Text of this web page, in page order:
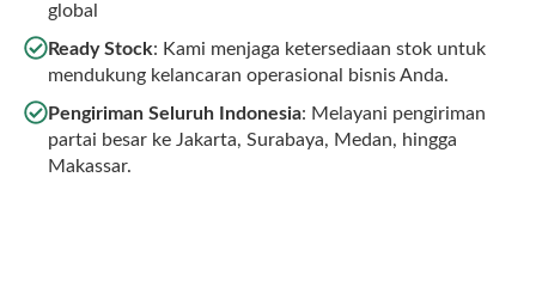
global
Ready Stock: Kami menjaga ketersediaan stok untuk
mendukung kelancaran operasional bisnis Anda.
Pengiriman Seluruh Indonesia: Melayani pengiriman
partai besar ke Jakarta, Surabaya, Medan, hingga
Makassar.